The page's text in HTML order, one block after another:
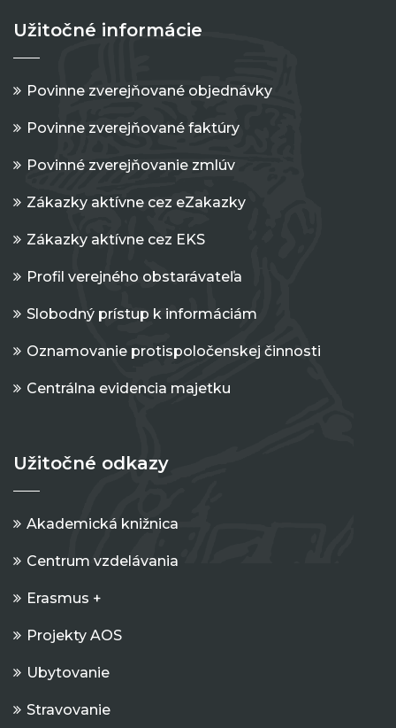
Užitočné informácie
Povinne zverejňované objednávky
Povinne zverejňované faktúry
Povinné zverejňovanie zmlúv
Zákazky aktívne cez eZakazky
Zákazky aktívne cez EKS
Profil verejného obstarávateľa
Slobodný prístup k informáciám
Oznamovanie protispoločenskej činnosti
Centrálna evidencia majetku
Užitočné odkazy
Akademická knižnica
Centrum vzdelávania
Erasmus +
Projekty AOS
Ubytovanie
Stravovanie